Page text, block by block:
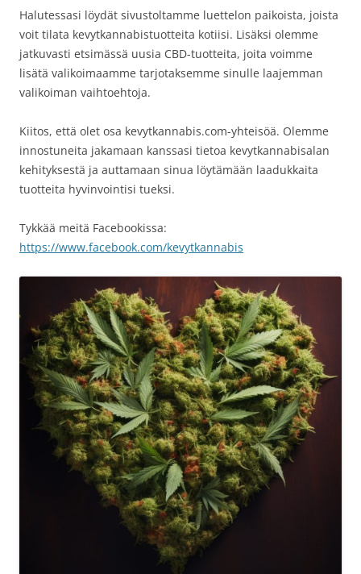
Halutessasi löydät sivustoltamme luettelon paikoista, joista
voit tilata kevytkannabistuotteita kotiisi. Lisäksi olemme
jatkuvasti etsimässä uusia CBD-tuotteita, joita voimme
lisätä valikoimaamme tarjotaksemme sinulle laajemman
valikoiman vaihtoehtoja.
Kiitos, että olet osa kevytkannabis.com-yhteisöä. Olemme
innostuneita jakamaan kanssasi tietoa kevytkannabisalan
kehityksestä ja auttamaan sinua löytämään laadukkaita
tuotteita hyvinvointisi tueksi.
Tykkää meitä Facebookissa:
https://www.facebook.com/kevytkannabis